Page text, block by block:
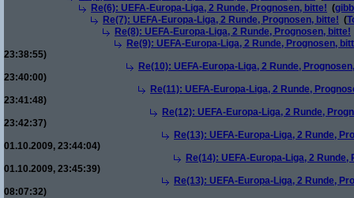
Re(6): UEFA-Europa-Liga, 2 Runde, Prognosen, bitte! (
Re(7): UEFA-Europa-Liga, 2 Runde, Prognosen, bitte! (
Re(8): UEFA-Europa-Liga, 2 Runde, Prognosen, bitte!
Re(9): UEFA-Europa-Liga, 2 Runde, Prognosen,
23:38:55)
Re(10): UEFA-Europa-Liga, 2 Runde,
23:40:00)
Re(11): UEFA-Europa-Liga, 2 Runde,
23:41:48)
Re(12): UEFA-Europa-Liga, 2 Runde,
23:42:37)
Re(13): UEFA-Europa-Liga, 2 Runde,
01.10.2009, 23:44:04)
Re(14): UEFA-Europa-Liga, 2
01.10.2009, 23:45:39)
Re(13): UEFA-Europa-Liga, 2 Runde,
08:07:32)